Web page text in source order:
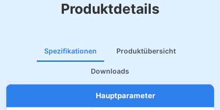
Produktdetails
Spezifikationen Produktübersicht
Downloads
Hauptparameter